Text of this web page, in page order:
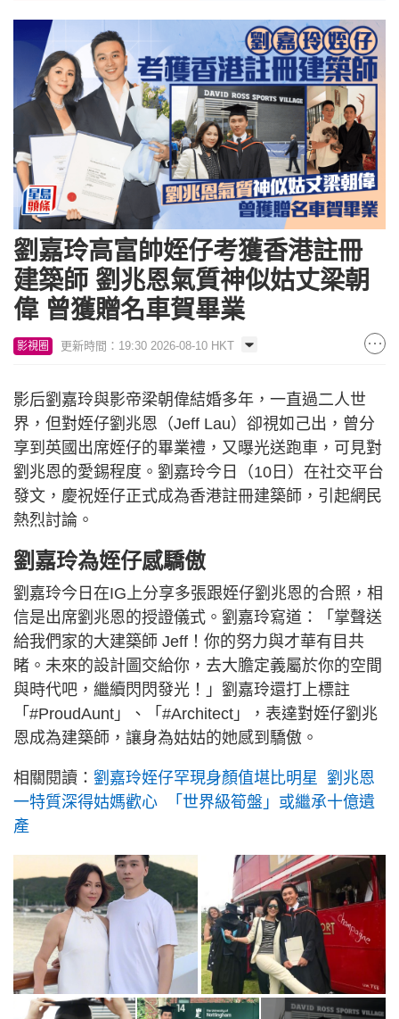
劉嘉玲高富帥姪仔考獲香港註冊
建築師 劉兆恩氣質神似姑丈梁朝
偉 曾獲贈名車賀畢業
影視圈 更新時間：19:30 2026-08-10 HKT
影后劉嘉玲與影帝梁朝偉結婚多年，一直過二人世
界，但對姪仔劉兆恩（Jeff Lau）卻視如己出，曾分
享到英國出席姪仔的畢業禮，又曝光送跑車，可見對
劉兆恩的愛錫程度。劉嘉玲今日（10日）在社交平台
發文，慶祝姪仔正式成為香港註冊建築師，引起網民
熱烈討論。
劉嘉玲為姪仔感驕傲
劉嘉玲今日在IG上分享多張跟姪仔劉兆恩的合照，相
信是出席劉兆恩的授證儀式。劉嘉玲寫道：「掌聲送
給我們家的大建築師 Jeff！你的努力與才華有目共
睹。未來的設計圖交給你，去大膽定義屬於你的空間
與時代吧，繼續閃閃發光！」劉嘉玲還打上標註
「#ProudAunt」、「#Architect」，表達對姪仔劉兆
恩成為建築師，讓身為姑姑的她感到驕傲。
相關閱讀： 劉嘉玲姪仔罕現身顏值堪比明星 劉兆恩
一特質深得姑媽歡心 「世界級筍盤」或繼承十億遺
產